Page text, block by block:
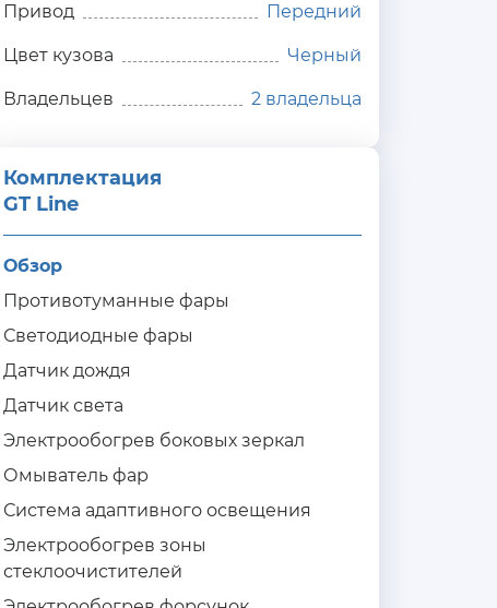
Привод Передний
Цвет кузова Черный
Владельцев 2 владельца
Комплектация
GT Line
Обзор
Противотуманные фары
Светодиодные фары
Датчик дождя
Датчик света
Электрообогрев боковых зеркал
Омыватель фар
Система адаптивного освещения
Электрообогрев зоны
стеклоочистителей